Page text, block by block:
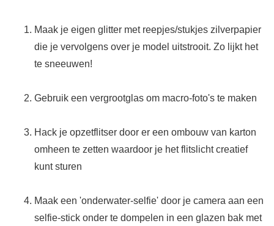
Maak je eigen glitter met reepjes/stukjes zilverpapier
die je vervolgens over je model uitstrooit. Zo lijkt het
te sneeuwen!
Gebruik een vergrootglas om macro-foto's te maken
Hack je opzetflitser door er een ombouw van karton
omheen te zetten waardoor je het flitslicht creatief
kunt sturen
Maak een 'onderwater-selfie' door je camera aan een
selfie-stick onder te dompelen in een glazen bak met